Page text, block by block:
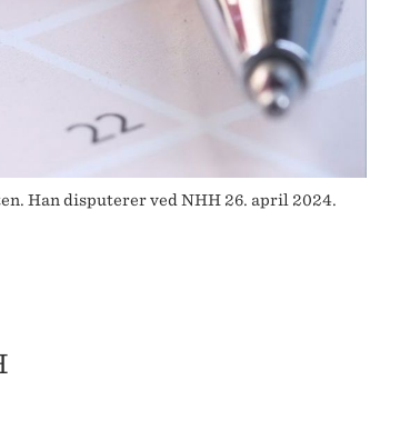
Han disputerer ved NHH 26. april 2024.